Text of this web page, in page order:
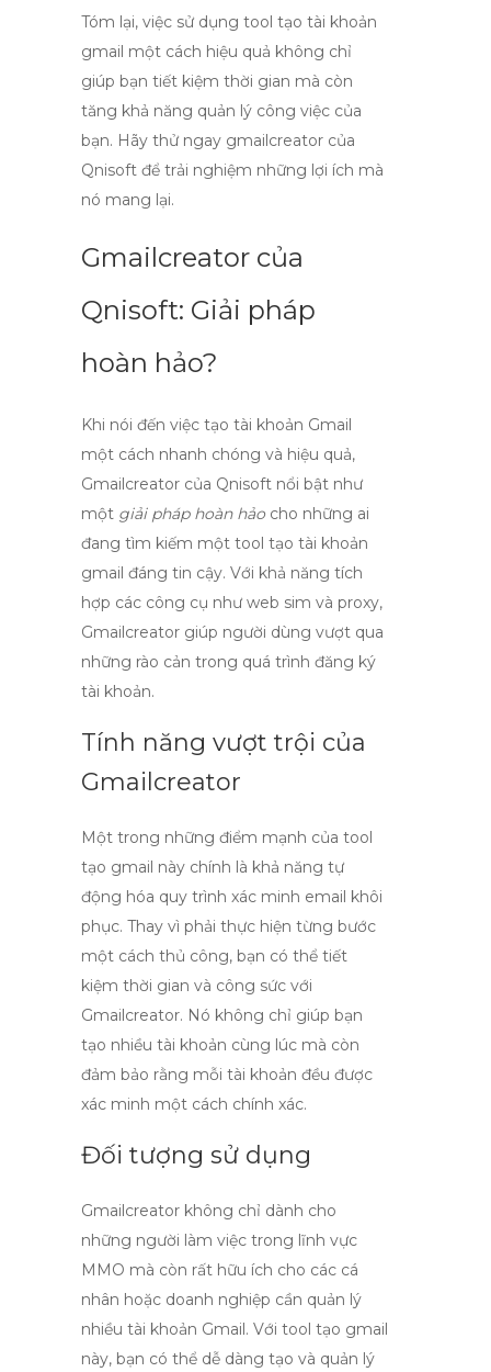
Tóm lại, việc sử dụng tool tạo tài khoản
gmail một cách hiệu quả không chỉ
giúp bạn tiết kiệm thời gian mà còn
tăng khả năng quản lý công việc của
bạn. Hãy thử ngay gmailcreator của
Qnisoft để trải nghiệm những lợi ích mà
nó mang lại.
Gmailcreator của
Qnisoft: Giải pháp
hoàn hảo?
Khi nói đến việc tạo tài khoản Gmail
một cách nhanh chóng và hiệu quả,
Gmailcreator của Qnisoft nổi bật như
một giải pháp hoàn hảocho những ai
đang tìm kiếm một tool tạo tài khoản
gmail đáng tin cậy. Với khả năng tích
hợp các công cụ như web sim và proxy,
Gmailcreator giúp người dùng vượt qua
những rào cản trong quá trình đăng ký
tài khoản.
Tính năng vượt trội của
Gmailcreator
Một trong những điểm mạnh của tool
tạo gmail này chính là khả năng tự
động hóa quy trình xác minh email khôi
phục. Thay vì phải thực hiện từng bước
một cách thủ công, bạn có thể tiết
kiệm thời gian và công sức với
Gmailcreator. Nó không chỉ giúp bạn
tạo nhiều tài khoản cùng lúc mà còn
đảm bảo rằng mỗi tài khoản đều được
xác minh một cách chính xác.
Đối tượng sử dụng
Gmailcreator không chỉ dành cho
những người làm việc trong lĩnh vực
MMO mà còn rất hữu ích cho các cá
nhân hoặc doanh nghiệp cần quản lý
nhiều tài khoản Gmail. Với tool tạo gmail
này, bạn có thể dễ dàng tạo và quản lý